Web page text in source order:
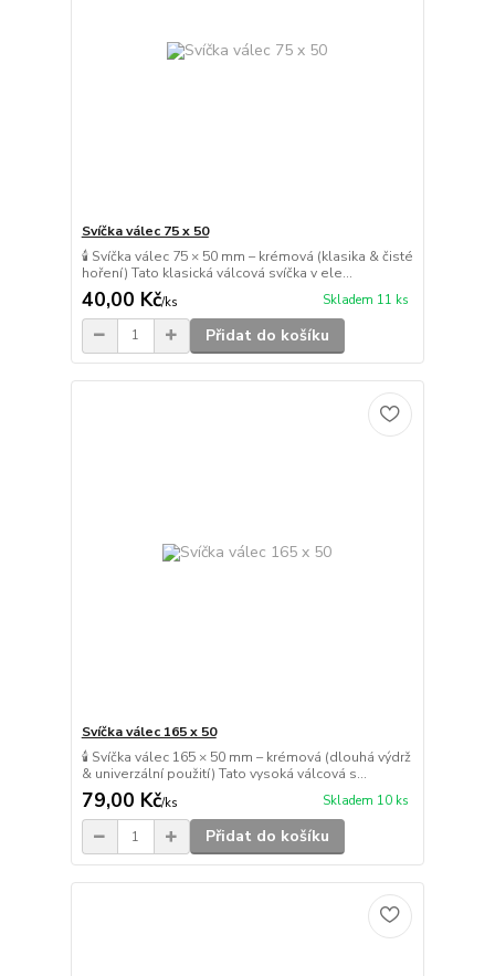
Svíčka válec 75 x 50
🕯️ Svíčka válec 75 × 50 mm – krémová (klasika & čisté
hoření) Tato klasická válcová svíčka v ele...
40,00 Kč/ks Skladem 11 ks
Přidat do košíku
Svíčka válec 165 x 50
🕯️ Svíčka válec 165 × 50 mm – krémová (dlouhá výdrž
& univerzální použití) Tato vysoká válcová s...
79,00 Kč/ks Skladem 10 ks
Přidat do košíku